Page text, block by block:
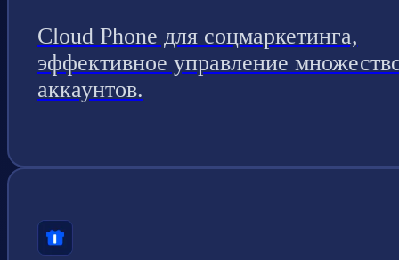
Cloud Phone для соцмаркетинга,
эффективное управление
аккаунтов.